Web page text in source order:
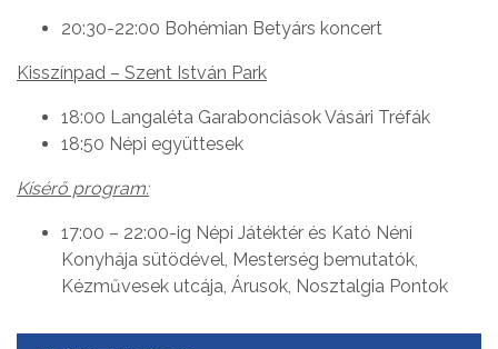
20:30-22:00 Bohémian Betyárs koncert
Kisszínpad – Szent István Park
18:00 Langaléta Garabonciások Vásári Tréfák
18:50 Népi együttesek
Kísérő program:
17:00 – 22:00-ig Népi Játéktér és Kató Néni
Konyhája sütödével, Mesterség bemutatók,
Kézművesek utcája, Árusok, Nosztalgia Pontok